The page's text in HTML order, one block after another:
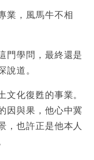
業，風馬牛不相
門學問，最終還是
說道。
文化復甦的事業。
因與果，他心中冀
，也許正是他本人